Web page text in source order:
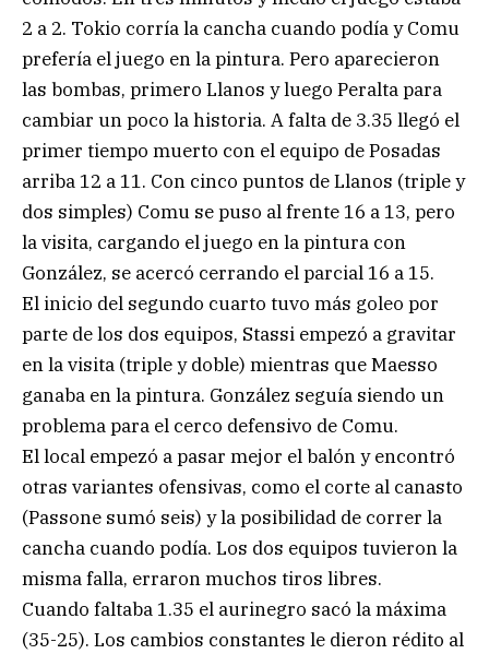
2 a 2. Tokio corría la cancha cuando podía y Comu
prefería el juego en la pintura. Pero aparecieron
las bombas, primero Llanos y luego Peralta para
cambiar un poco la historia. A falta de 3.35 llegó el
primer tiempo muerto con el equipo de Posadas
arriba 12 a 11. Con cinco puntos de Llanos (triple y
dos simples) Comu se puso al frente 16 a 13, pero
la visita, cargando el juego en la pintura con
González, se acercó cerrando el parcial 16 a 15.
El inicio del segundo cuarto tuvo más goleo por
parte de los dos equipos, Stassi empezó a gravitar
en la visita (triple y doble) mientras que Maesso
ganaba en la pintura. González seguía siendo un
problema para el cerco defensivo de Comu.
El local empezó a pasar mejor el balón y encontró
otras variantes ofensivas, como el corte al canasto
(Passone sumó seis) y la posibilidad de correr la
cancha cuando podía. Los dos equipos tuvieron la
misma falla, erraron muchos tiros libres.
Cuando faltaba 1.35 el aurinegro sacó la máxima
(35-25). Los cambios constantes le dieron rédito al